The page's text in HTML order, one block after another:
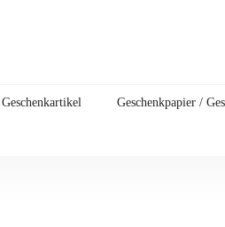
Geschenkartikel Geschenkpapier /